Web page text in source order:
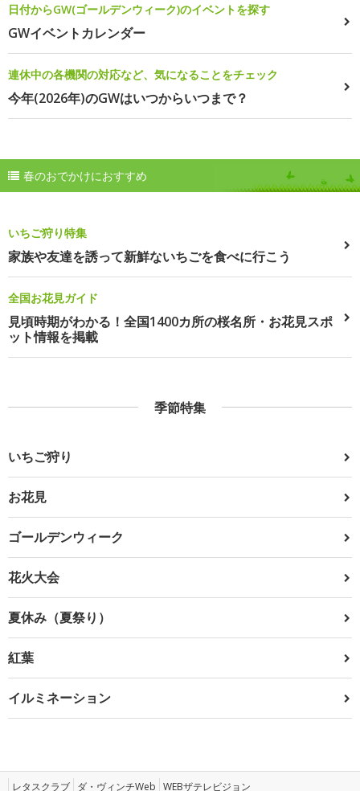
日付からGW(ゴールデンウィーク)のイベントを探す
GWイベントカレンダー
連休中の各機関の対応など、気になることをチェック
今年(2026年)のGWはいつからいつまで？
春のおでかけにおすすめ
いちご狩り特集
家族や友達を誘って新鮮ないちごを食べに行こう
全国お花見ガイド
見頃時期がわかる！全国1400カ所の桜名所・お花見スポ
ット情報を掲載
季節特集
いちご狩り
お花見
ゴールデンウィーク
花火大会
夏休み（夏祭り）
紅葉
イルミネーション
レタスクラブ ダ・ヴィンチWeb WEBザテレビジョン